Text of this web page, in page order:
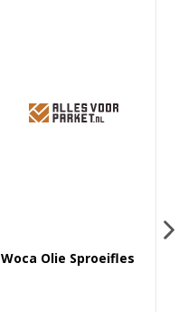
Woca Olie Sproeifles